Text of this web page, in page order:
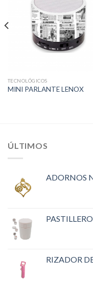
TECNOLÓGICOS
MINI PARLANTE LENOX
ÚLTIMOS
ADORNOS
RIZADOR